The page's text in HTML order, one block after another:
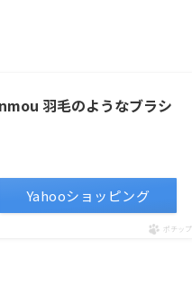
羽毛のようなブラシ
Yahooショッピング
ポチップ